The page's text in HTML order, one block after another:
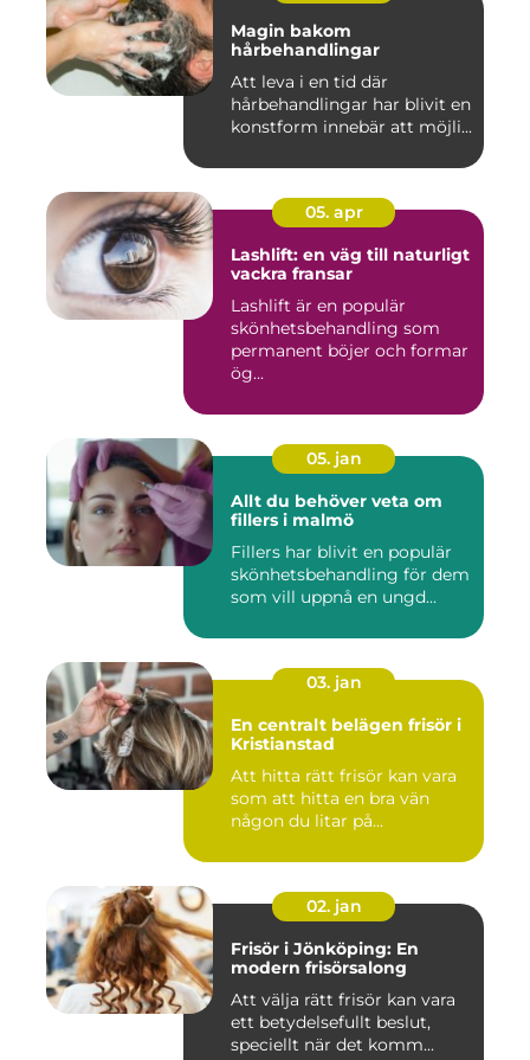
Magin bakom
hårbehandlingar
Att leva i en tid där
hårbehandlingar har blivit en
konstform innebär att möjli...
05. apr
Lashlift: en väg till naturligt
vackra fransar
Lashlift är en populär
skönhetsbehandling som
permanent böjer och formar
ög...
05. jan
Allt du behöver veta om
fillers i malmö
Fillers har blivit en populär
skönhetsbehandling för dem
som vill uppnå en ungd...
03. jan
En centralt belägen frisör i
Kristianstad
Att hitta rätt frisör kan vara
som att hitta en bra vän
någon du litar på...
02. jan
Frisör i Jönköping: En
modern frisörsalong
Att välja rätt frisör kan vara
ett betydelsefullt beslut,
speciellt när det komm...